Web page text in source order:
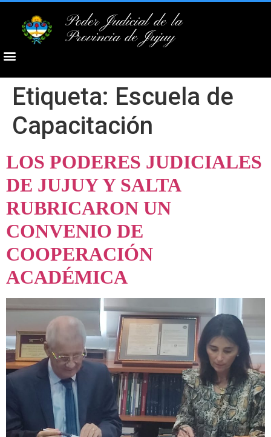
Poder Judicial de la
Provincia de Jujuy
Etiqueta: Escuela de
Capacitación
LOS PODERES JUDICIALES
DE JUJUY Y SALTA
RUBRICARON UN
CONVENIO DE
COOPERACIÓN
ACADÉMICA